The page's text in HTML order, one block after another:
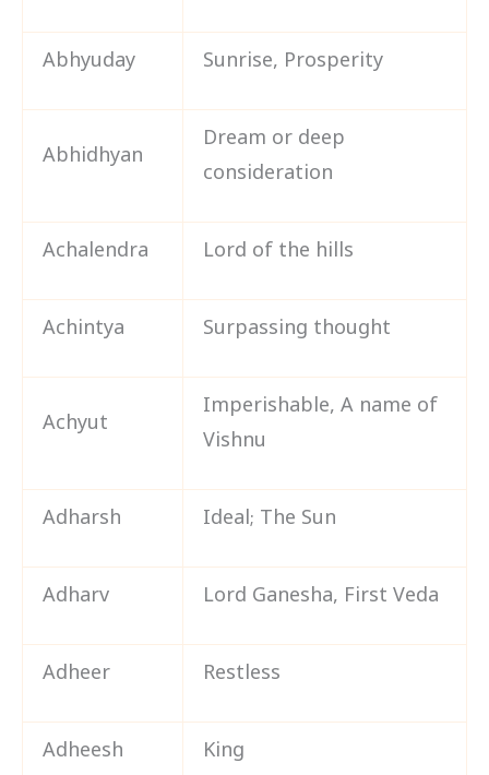
Abhyuday Sunrise, Prosperity
Abhidhyan
Dream or deep
consideration
Achalendra Lord of the hills
Achintya Surpassing thought
Achyut
Imperishable, A name of
Vishnu
Adharsh Ideal; The Sun
Adharv Lord Ganesha, First Veda
Adheer Restless
Adheesh King